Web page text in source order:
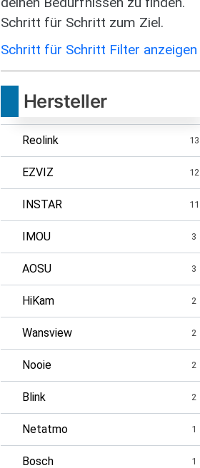
Schritt für Schritt zum Ziel.
Schritt für Schritt Filter anzeigen
Hersteller
Reolink 13
EZVIZ 12
INSTAR 11
IMOU 3
AOSU 3
HiKam 2
Wansview 2
Nooie 2
Blink 2
Netatmo 1
Bosch 1